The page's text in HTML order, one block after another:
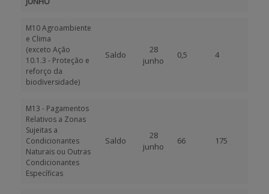
M10 Agroambiente
e Clima
(exceto Ação
10.1.3 - Proteção e
reforço da
biodiversidade)
Saldo
28
junho
0,5 4
M13 - Pagamentos
Relativos a Zonas
Sujeitas a
Condicionantes
Naturais ou Outras
Condicionantes
Específicas
Saldo
28
junho
66 175